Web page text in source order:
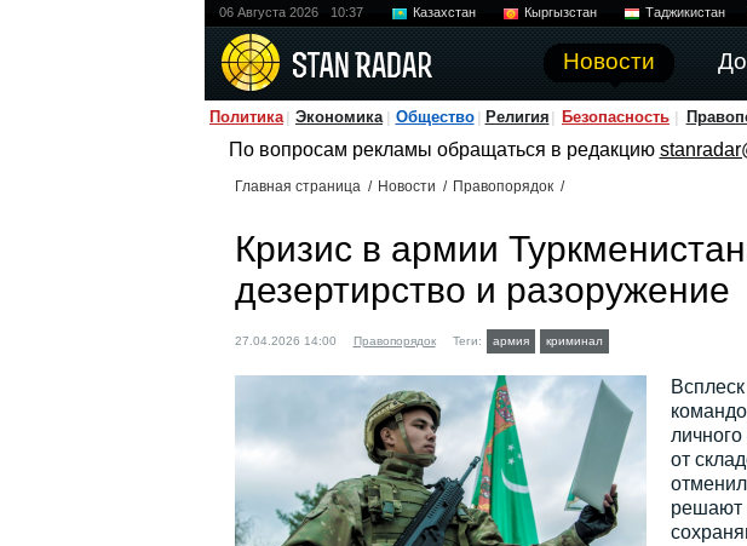
06 Августа 2026 10:37 Казахстан Кыргызстан Таджикистан
Новости
Политика Экономика Общество Религия Безопасность
По вопросам рекламы обращаться в редакцию
Главная страница / Новости / Правопорядок /
Кризис в армии
дезертирство и разоружение
27.04.2026 14:00 Правопорядок Теги: армия криминал
от
решают